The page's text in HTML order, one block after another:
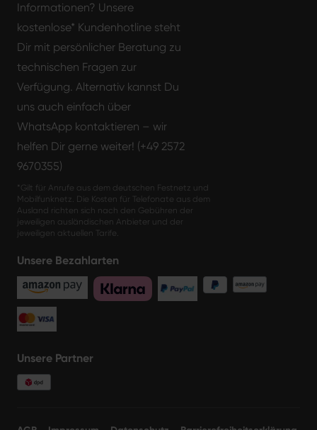
Informationen? Unsere
kostenlose* Kundenhotline steht
Dir mit persönlicher Beratung zu
technischen Fragen zur
Verfügung. Alternativ kannst Du
uns auch einfach über
WhatsApp kontaktieren – wir
helfen Dir gerne weiter! (+49 2572
9670355)
*Gilt für Anrufe aus dem deutschen Festnetz und
Mobilfunknetz. Die Kosten für Telefonate aus dem
Ausland richten sich nach den Gebühren der
jeweiligen ausländischen Anbieter und der
jeweiligen aktuellen Tarife.
Unsere Bezahlarten
Unsere Partner